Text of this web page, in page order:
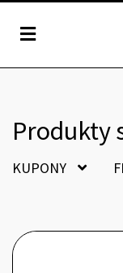
Produkty
KUPONY